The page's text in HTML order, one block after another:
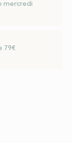
mercredi
79€